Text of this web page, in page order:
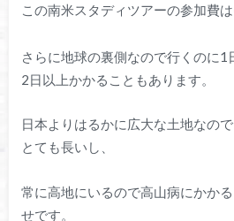
この南米スタディツアーの参加費は
さらに地球の裏側なので行くのに
2日以上かかることもあります。
日本よりはるかに広大な土地なの
とても長いし、
常に高地にいるので高山病にかか
せです。